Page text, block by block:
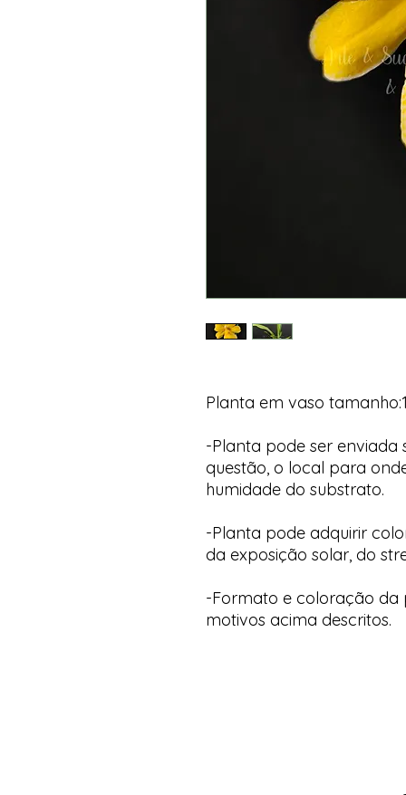
Planta em vaso
-Planta pode ser
questão, o local para
humidade do substrato.
-Planta pode adquirir
da exposição solar, do
-Formato e coloração da
motivos acima descritos.